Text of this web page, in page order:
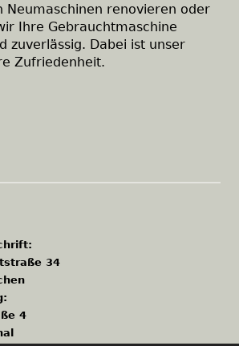
Neumaschinen renovieren oder
Ihre Gebrauchtmaschine
zuverlässig. Dabei ist unser
Zufriedenheit.
34
4